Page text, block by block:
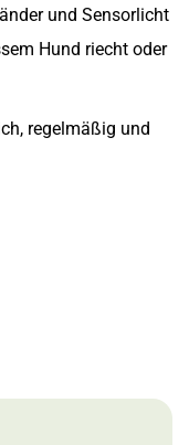
und Sensorlicht
Hund riecht oder
regelmäßig und